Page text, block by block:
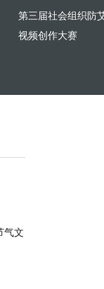
第三届社会组织防
视频创作大赛
气文